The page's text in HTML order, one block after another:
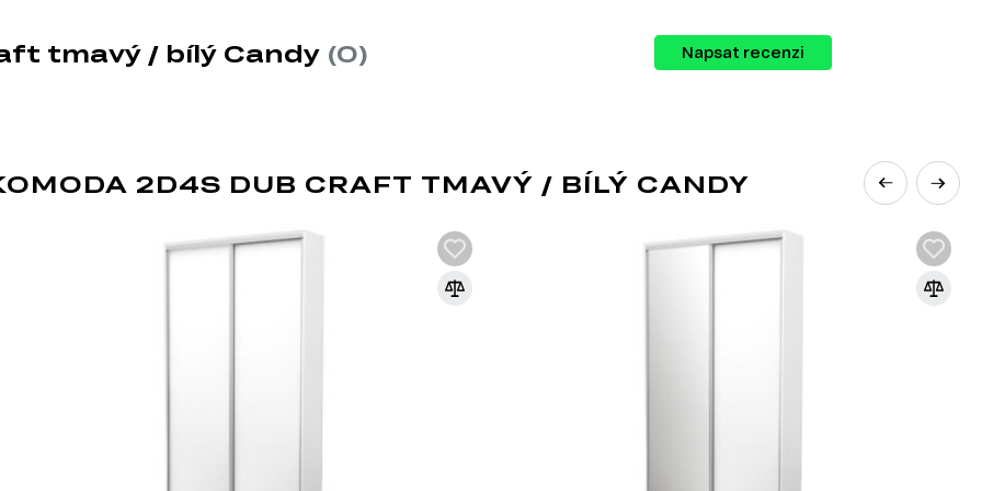
DŘEVOTŘÍSKA + MDF
Kombinovaná fasáda z DTD a MDF je oblíbeným řešením v nábytkářském průmyslu
tmavý / bílý Candy (0) Napsat recenzi
2D4S DUB CRAFT TMAVÝ / BÍLÝ CANDY